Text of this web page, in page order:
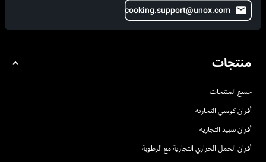
cooking.support@unox.com
منتجات
جميع المنتجات
أفران كومبي التجارية
أفران سبيد التجارية
أفران الحمل الحراري التجارية مع الرطوبة